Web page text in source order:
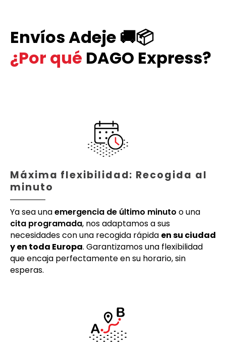
Envíos Adeje 🚚📦
¿Por qué DAGO Express?
Máxima flexibilidad: Recogida al
minuto
Ya sea unaemergencia de último minuto o una
cita programada, nos adaptamos a sus
necesidades con una recogida rápida en su ciudad
y en toda Europa. Garantizamos una flexibilidad
que encaja perfectamente en su horario, sin
esperas.